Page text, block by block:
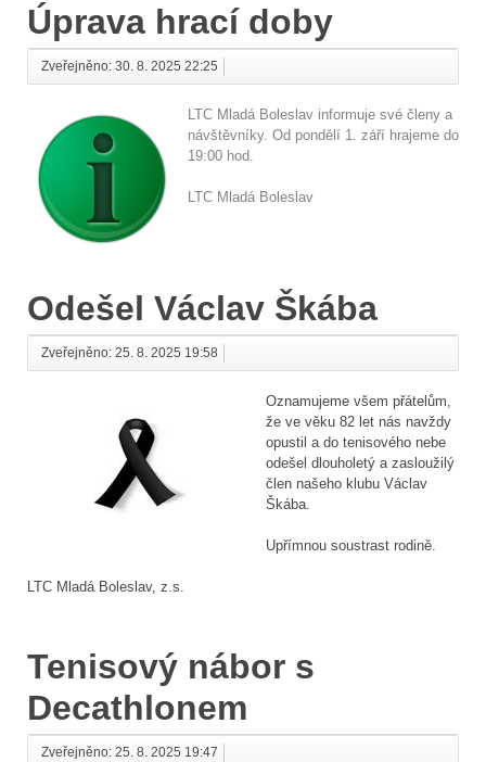
Úprava hrací doby
Zveřejněno: 30. 8. 2025 22:25
LTC Mladá Boleslav informuje své členy a
návštěvníky. Od pondělí 1. září hrajeme do
19:00 hod.
LTC Mladá Boleslav
Odešel Václav Škába
Zveřejněno: 25. 8. 2025 19:58
Oznamujeme všem přátelům,
že ve věku 82 let nás navždy
opustil a do tenisového nebe
odešel dlouholetý a zasloužilý
člen našeho klubu Václav
Škába.
Upřímnou soustrast rodině.
LTC Mladá Boleslav, z.s.
Tenisový nábor s
Decathlonem
Zveřejněno: 25. 8. 2025 19:47